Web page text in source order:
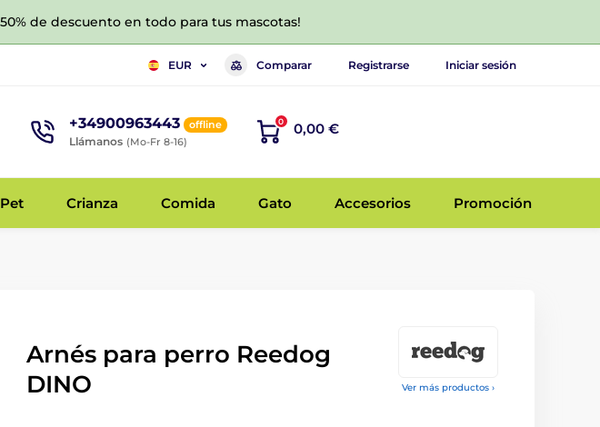
de descuento en todo para tus mascotas!
EUR Comparar Registrarse Iniciar sesión
+34900963443 offline
Llámanos (Mo-Fr 8-16)
0 0,00 €
Crianza Comida Gato Accesorios Promoción
Ver más productos ›
Arnés para perro Reedog
DINO